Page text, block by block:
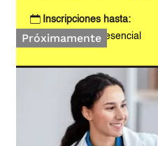
Próximamente
Inscripciones hasta:
Modalidad: Presencial